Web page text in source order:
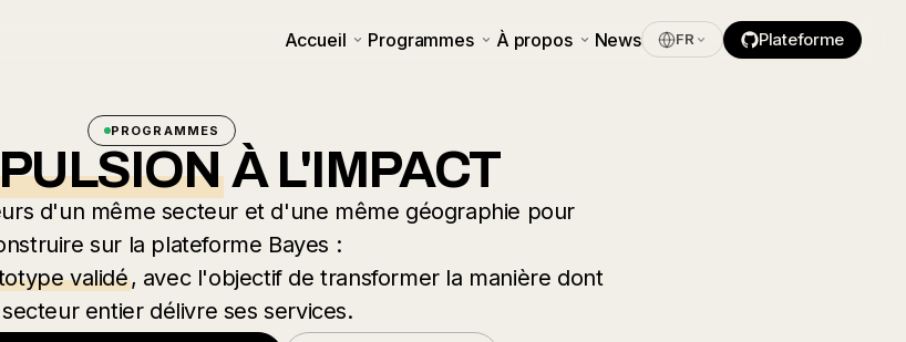
Accueil Programmes À propos News FR Plateforme
PROGRAMMES
À L'IMPACT
d'un même secteur et d'une même géographie pour
sur la plateforme Bayes :
validé, avec l'objectif de transformer la manière dont
entier délivre ses services.